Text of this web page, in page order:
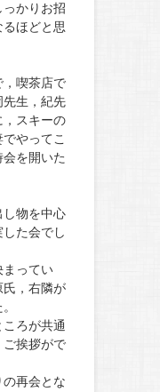
かりお招
ほどと思
，喫茶店で
先生，紀先
，スキーの
やってこ
を開いた
し物を中心
た会でし
まってい
氏，右隣が
ろが共通
ご挨拶がで
再会とな